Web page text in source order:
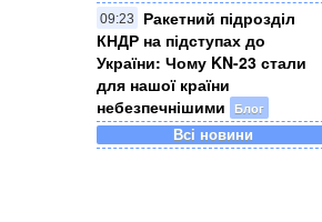
09:23
Ракетний підрозділ
КНДР на підступах до
України: Чому KN-23 стали
для нашої країни
небезпечнішими
Блог
Всі новини